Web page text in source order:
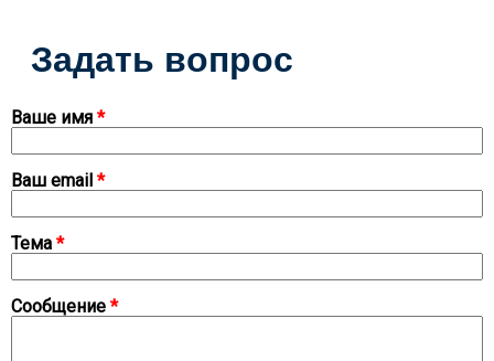
Задать вопрос
Ваше имя *
Ваш email *
Тема *
Сообщение *